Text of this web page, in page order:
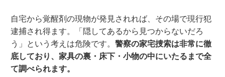
自宅から覚醒剤の現物が発見されれば、その場で現行犯
逮捕され得ます。「隠してあるから見つからないだろ
う」という考えは危険です。警察の家宅捜索は非常に徹
底しており、家具の裏・床下・小物の中にいたるまで全
て調べられます。